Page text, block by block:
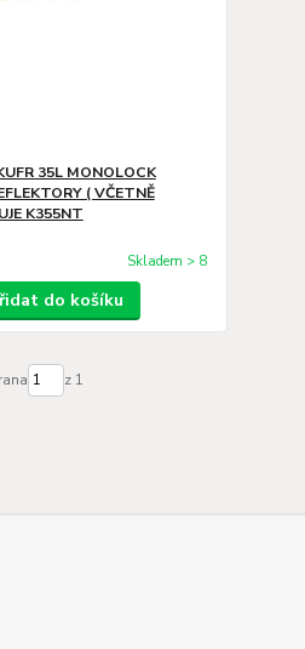
35L MONOLOCK
( VČETNĚ
K355NT
Skladem > 8
do košíku
z 1